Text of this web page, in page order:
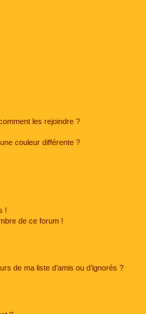
les rejoindre ?
couleur différente ?
!
de ce forum !
de ma liste d’amis ou d’ignorés ?